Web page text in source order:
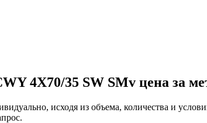
4X70/35 SW SMv цена за
исходя из объема, количества и